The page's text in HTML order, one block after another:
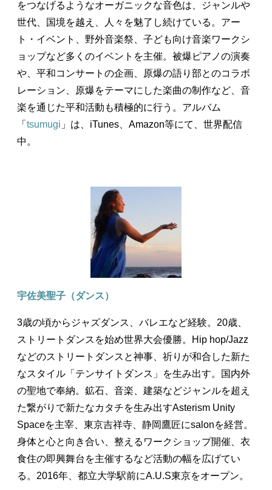
をつなげるようなオーガニックな音色は、ジャンルや
世代、国境を越え、人々を魅了し続けている。アー
ト・イベント、野外音楽祭、子ども向け音楽ワークシ
ョップなど多くのイベントを主催。被爆ピアノの演奏
や、平和コンサートの企画、原爆の語り部とのコラボ
レーション、原爆をテーマにした楽曲の制作など、音
楽を通じた平和活動も積極的に行う。アルバム
「 tsumugi 」は、iTunes、Amazon等にて、世界配信
中。
宇佐美聖子（ダンス）
3歳の頃からジャズダンス、バレエなど経験。20歳、
ストリートダンスを始め世界大会優勝。Hip hop/Jazz
などのストリートダンスと神事、祈りが和合した新た
なスタイル「テンサイトダンス」を生み出す。国内外
の聖地で奉納。鉱石、音楽、建築などジャンルを超え
た繋がりで新たなカタチを生み出すAsterism Unity
Spaceを主宰、東京吉祥寺、静岡鷹匠にsalonを経営。
身体と心と向き合い、整えるワークショップ開催、衣
食住の即興舞台を主催するなど活動の幅を広げてい
る。2016年、都立大学駅前にA.U.S東京をオープン。